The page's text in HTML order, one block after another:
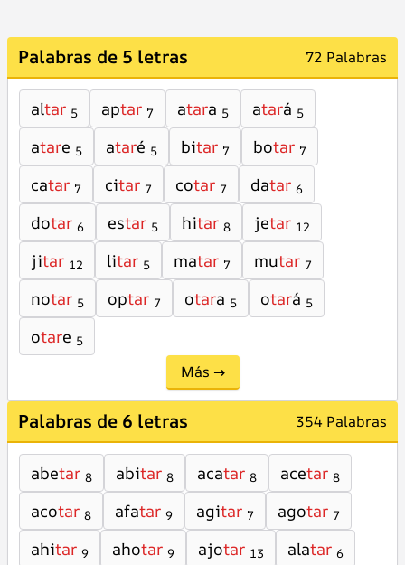
Palabras de 5 letras 72 Palabras
altar 5 aptar 7 atara 5 atará 5
atare 5 ataré 5 bitar 7 botar 7
catar 7 citar 7 cotar 7 datar 6
dotar 6 estar 5 hitar 8 jetar 12
jitar 12 litar 5 matar 7 mutar 7
notar 5 optar 7 otara 5 otará 5
otare 5
Más →
Palabras de 6 letras 354 Palabras
abetar 8 abitar 8 acatar 8 acetar 8
acotar 8 afatar 9 agitar 7 agotar 7
ahitar 9 ahotar 9 ajotar 13 alatar 6